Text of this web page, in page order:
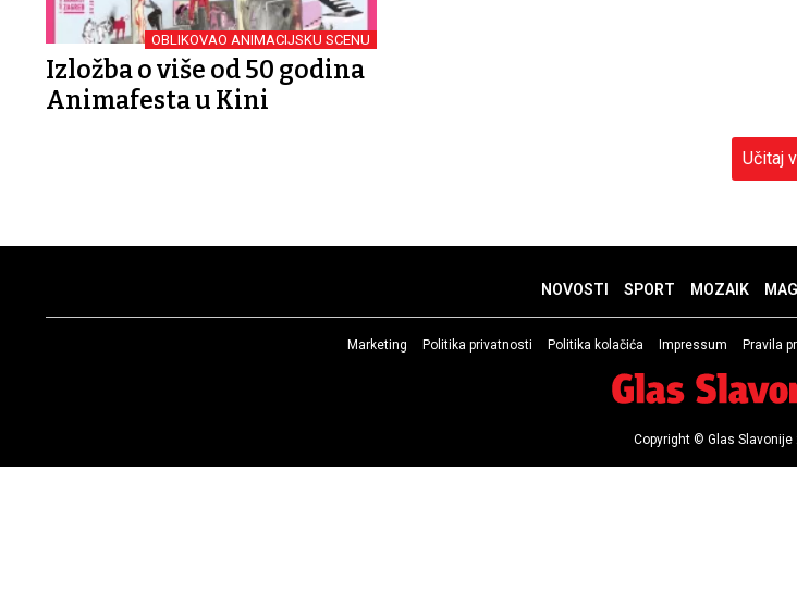
OBLIKOVAO ANIMACIJSKU SCENU
Izložba o više od 50 godina
Animafesta u Kini
Učitaj
NOVOSTI SPORT MOZAIK
Marketing Politika privatnosti Politika kolačića Impressum Pravila
Copyright © Glas Slavonije